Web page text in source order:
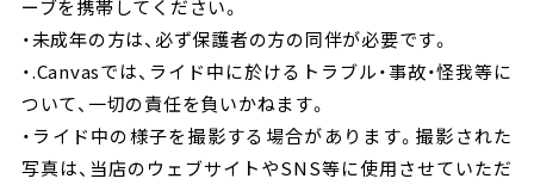
ーブを携帯してください。
・未成年の方は、必ず保護者の方の同伴が必要です。
・.Canvasでは、ライド中に於けるトラブル・事故・怪我等に
ついて、一切の責任を負いかねます。
・ライド中の様子を撮影する場合があります。撮影された
写真は、当店のウェブサイトやSNS等に使用させていただ